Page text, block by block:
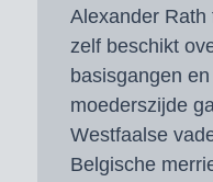
Alexander Rath
zelf beschikt
basisgangen
moederszijde
Westfaalse
Belgische